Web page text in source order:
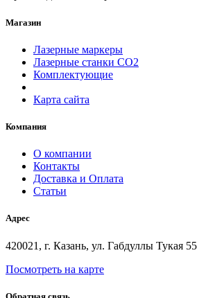
Магазин
Лазерные маркеры
Лазерные станки СО2
Комплектующие
Карта сайта
Компания
О компании
Контакты
Доставка и Оплата
Статьи
Адрес
420021, г. Казань, ул. Габдуллы Тукая 55
Посмотреть на карте